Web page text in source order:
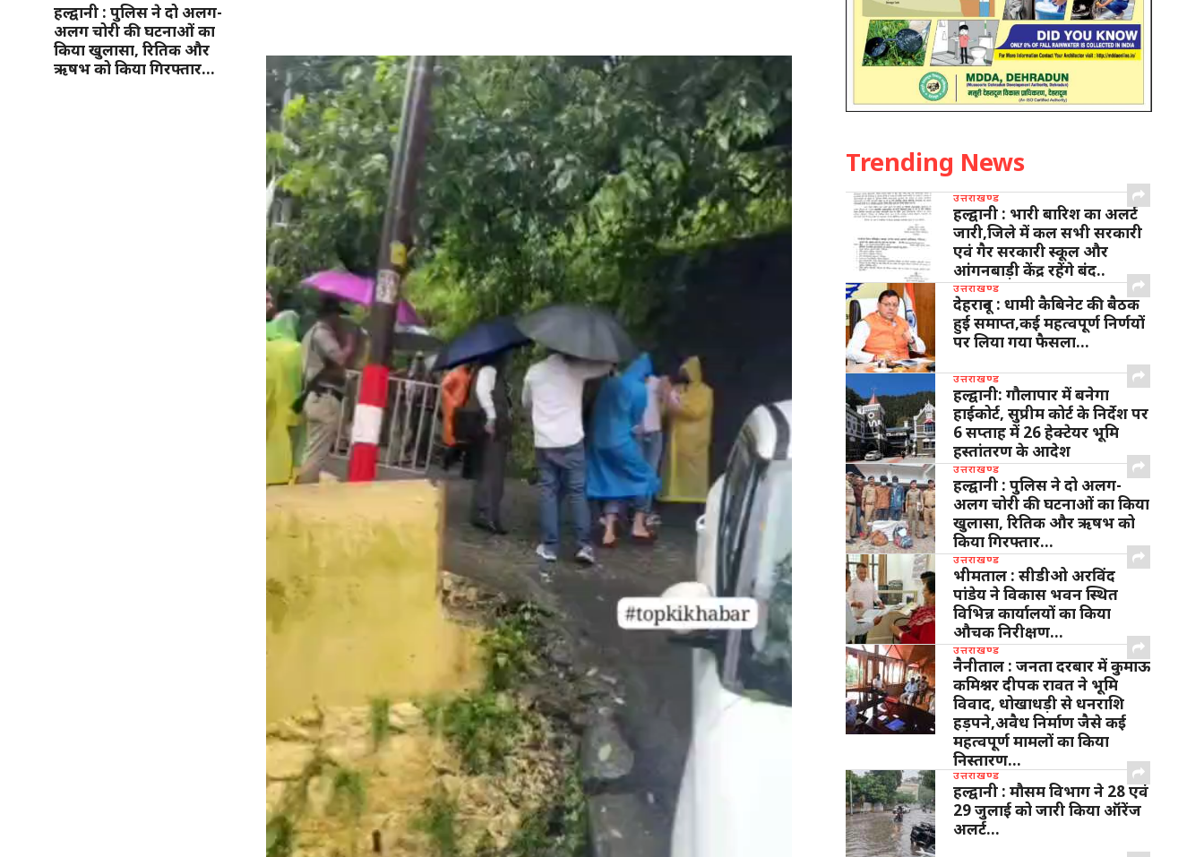
हल्द्वानी : पुलिस ने दो अलग-
अलग चोरी की घटनाओं का
किया खुलासा, रितिक और
ऋषभ को किया गिरफ्तार…
Trending News
उत्तराखण्ड
हल्द्वानी : भारी बारिश का अलर्ट
जारी,जिले में कल सभी सरकारी
एवं गैर सरकारी स्कूल और
आंगनबाड़ी केंद्र रहेंगे बंद..
उत्तराखण्ड
देहरादून : धामी कैबिनेट की बैठक
हुई समाप्त,कई महत्वपूर्ण निर्णयों
पर लिया गया फैसला…
उत्तराखण्ड
हल्द्वानी: गौलापार में बनेगा
हाईकोर्ट, सुप्रीम कोर्ट के निर्देश पर
6 सप्ताह में 26 हेक्टेयर भूमि
हस्तांतरण के आदेश
उत्तराखण्ड
हल्द्वानी : पुलिस ने दो अलग-
अलग चोरी की घटनाओं का किया
खुलासा, रितिक और ऋषभ को
किया गिरफ्तार…
उत्तराखण्ड
भीमताल : सीडीओ अरविंद
पांडेय ने विकास भवन स्थित
विभिन्न कार्यालयों का किया
औचक निरीक्षण…
उत्तराखण्ड
नैनीताल : जनता दरबार में कुमाऊ
कमिश्नर दीपक रावत ने भूमि
विवाद, धोखाधड़ी से धनराशि
हड़पने,अवैध निर्माण जैसे कई
महत्वपूर्ण मामलों का किया
निस्तारण…
उत्तराखण्ड
हल्द्वानी : मौसम विभाग ने 28 एवं
29 जुलाई को जारी किया ऑरेंज
अलर्ट…